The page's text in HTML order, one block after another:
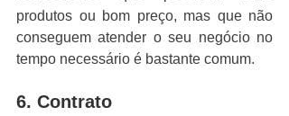
produtos ou bom preço, mas que não
conseguem atender o seu negócio no
tempo necessário é bastante comum.
6. Contrato